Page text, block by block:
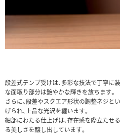
段差式テンプ受けは、多彩な技法で丁寧に
な面取り部分は艶やかな輝きを放ちます。
さらに、段差やスクエア形状の調整ネジと
げられ、上品な光沢を纏います。
細部にわたる仕上げは、存在感を際立たせ
る美しさを醸し出しています。